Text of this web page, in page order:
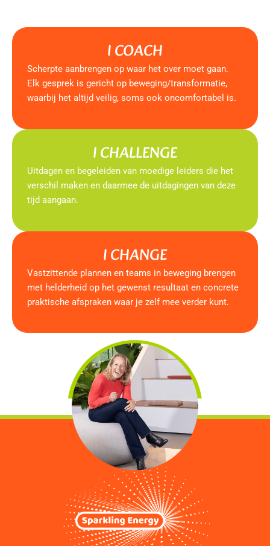
I COACH
Scherpte aanbrengen op waar het over moet gaan.
Elk gesprek is gericht op beweging/transformatie,
waarbij het altijd veilig, soms ook oncomfortabel is.
I CHALLENGE
Uitdagen en begeleiden van moedige leiders die het
verschil maken en daarmee de uitdagingen van deze
tijd aangaan.
I CHANGE
Vastzittende plannen en teams in beweging brengen
met helderheid op het gewenst resultaat en concrete
praktische afspraken waar je zelf mee verder kunt.